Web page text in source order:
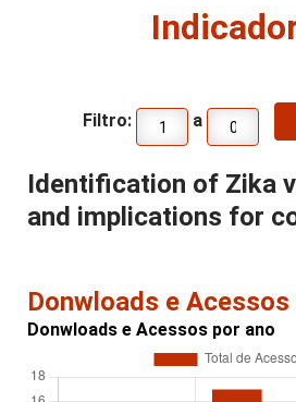
Filtro: a
Identification of Zika
and implications for
Donwloads e Acessos
Donwloads e Acessos por ano